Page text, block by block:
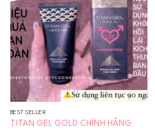
wishlist
BEST SELLER
TITAN GEL GOLD CHÍNH HÃNG